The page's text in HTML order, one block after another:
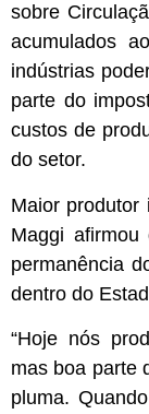
sobre
acumulados
indústrias
parte do
custos de
do setor.
Maior produtor
Maggi
permanência
dentro do
“Hoje nós
mas boa parte
pluma.